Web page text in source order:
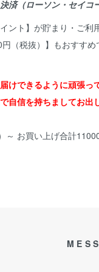
済（ローソン・セイコ
ント】が貯まり・ご利
（税抜）】もおすすめ
けできるように頑張っ
自信を持ちましてお出
お買い上げ合計